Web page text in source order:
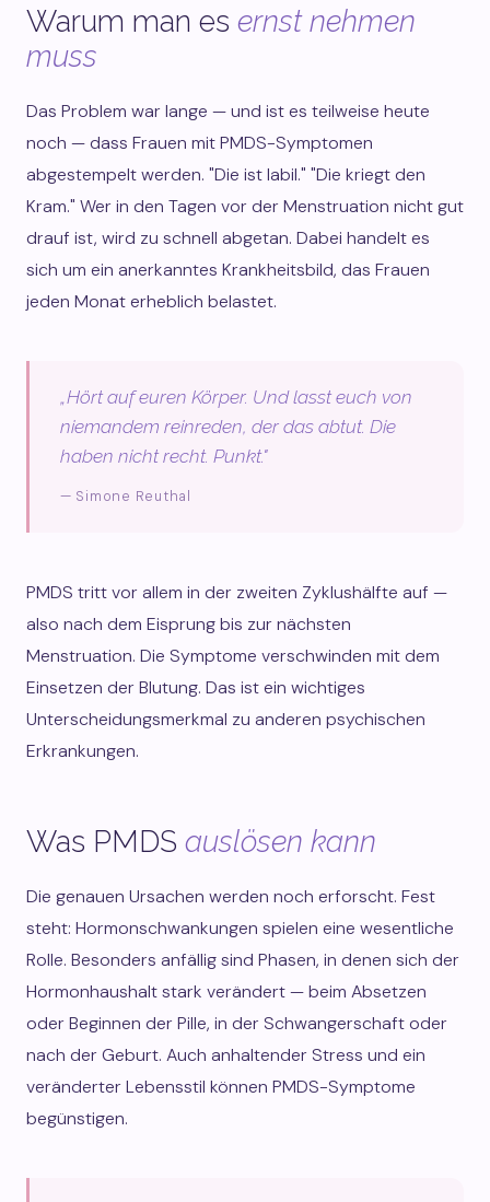
Warum man es ernst nehmen
muss
Das Problem war lange — und ist es teilweise heute
noch — dass Frauen mit PMDS-Symptomen
abgestempelt werden. "Die ist labil." "Die kriegt den
Kram." Wer in den Tagen vor der Menstruation nicht gut
drauf ist, wird zu schnell abgetan. Dabei handelt es
sich um ein anerkanntes Krankheitsbild, das Frauen
jeden Monat erheblich belastet.
„Hört auf euren Körper. Und lasst euch von
niemandem reinreden, der das abtut. Die
haben nicht recht. Punkt."
— Simone Reuthal
PMDS tritt vor allem in der zweiten Zyklushälfte auf —
also nach dem Eisprung bis zur nächsten
Menstruation. Die Symptome verschwinden mit dem
Einsetzen der Blutung. Das ist ein wichtiges
Unterscheidungsmerkmal zu anderen psychischen
Erkrankungen.
Was PMDS auslösen kann
Die genauen Ursachen werden noch erforscht. Fest
steht: Hormonschwankungen spielen eine wesentliche
Rolle. Besonders anfällig sind Phasen, in denen sich der
Hormonhaushalt stark verändert — beim Absetzen
oder Beginnen der Pille, in der Schwangerschaft oder
nach der Geburt. Auch anhaltender Stress und ein
veränderter Lebensstil können PMDS-Symptome
begünstigen.